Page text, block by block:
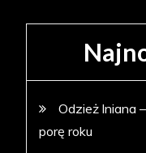
Odzież lniana
porę roku